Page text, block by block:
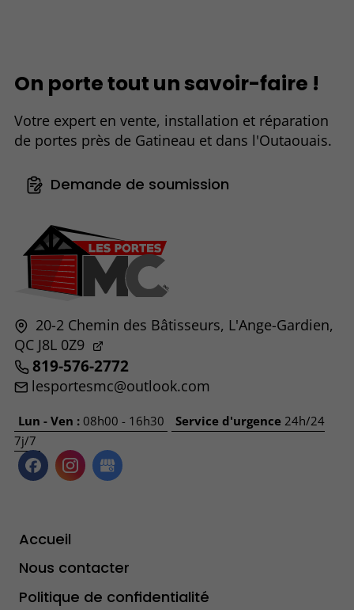
20-2 Chemin des Bâtisseurs, L'Ange-Gardien,
QC J8L 0Z9
819-576-2772
lesportesmc@outlook.com
Lun - Ven :08h00 - 16h30 Service d'urgence 24h/24
7j/7
Accueil
Nous contacter
Politique de confidentialité
On porte tout un savoir-faire !
Votre expert en vente, installation et réparation
de portes près de Gatineau et dans l'Outaouais.
Demande de soumission